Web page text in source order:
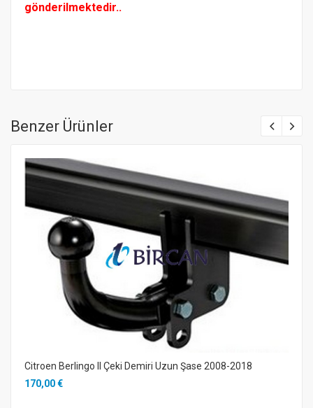
gönderilmektedir..
Benzer Ürünler
Citroen Berlingo II Çeki Demiri Uzun Şase 2008-2018
170,00 €